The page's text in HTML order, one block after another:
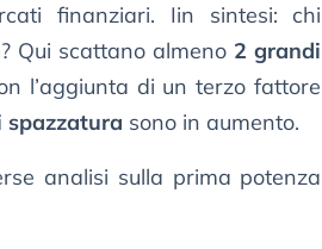
finanziari. Iin sintesi: chi
Qui scattano almeno 2 grandi
l’aggiunta di un terzo fattore
spazzatura sono in aumento.
analisi sulla prima potenza